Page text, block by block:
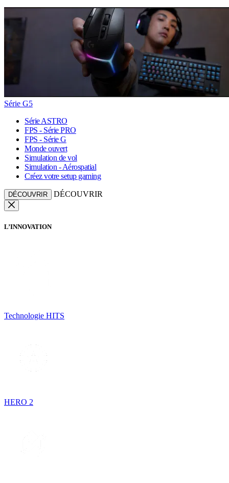
Série G5
Série ASTRO
FPS - Série PRO
FPS - Série G
Monde ouvert
Simulation de vol
Simulation - Aérospatial
Créez votre setup gaming
DÉCOUVRIR DÉCOUVRIR
L’INNOVATION
Technologie HITS
HERO 2